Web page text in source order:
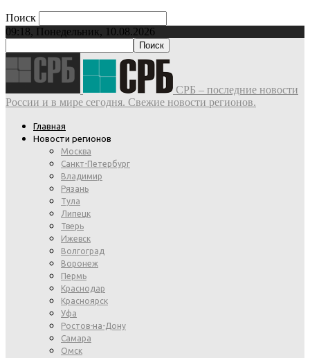
Поиск
09:18, Понедельник, 10.08.2026
СРБ – последние новости
России и в мире сегодня. Свежие новости регионов.
Главная
Новости регионов
Москва
Санкт-Петербург
Владимир
Рязань
Тула
Липецк
Тверь
Ижевск
Волгоград
Воронеж
Пермь
Краснодар
Красноярск
Уфа
Ростов-на-Дону
Самара
Омск